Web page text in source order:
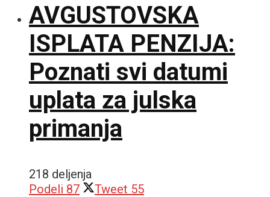
AVGUSTOVSKA
ISPLATA PENZIJA:
Poznati svi datumi
uplata za julska
primanja
218 deljenja
Podeli 87 Tweet 55